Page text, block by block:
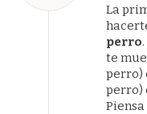
La
perro
te
perro)
perro)